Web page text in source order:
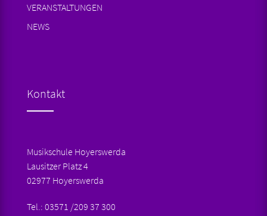
VERANSTALTUNGEN
NEWS
Kontakt
Musikschule Hoyerswerda
Lausitzer Platz 4
02977 Hoyerswerda
Tel.: 03571 /209 37 300